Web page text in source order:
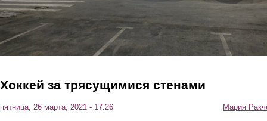
Хоккей за трясущимися стенами
пятница, 26 марта, 2021 - 17:26 Мария